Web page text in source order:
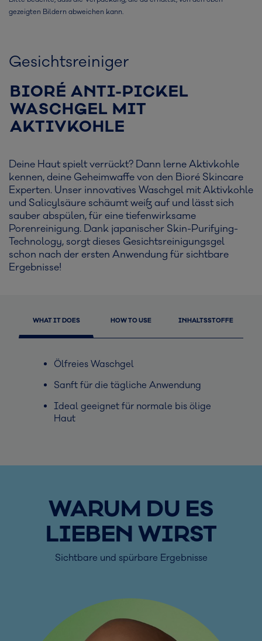
gezeigten Bildern abweichen kann.
Gesichtsreiniger
BIORÉ ANTI-PICKEL
WASCHGEL MIT
AKTIVKOHLE
Deine Haut spielt verrückt? Dann lerne Aktivkohle
kennen, deine Geheimwaffe von den Bioré Skincare
Experten. Unser innovatives Waschgel mit Aktivkohle
und Salicylsäure​ schäumt weiß auf und lässt sich
sauber abspülen, für eine tiefenwirksame
Porenreinigung. Dank japanischer Skin-Purifying-
Technology, sorgt dieses Gesichtsreinigungsgel
schon nach der ersten Anwendung für sichtbare
Ergebnisse!
WHAT IT DOES HOW TO USE INHALTSSTOFFE
Ölfreies Waschgel
Sanft für die tägliche Anwendung
Ideal geeignet für normale bis ölige
Haut
WARUM DU ES
LIEBEN WIRST
Sichtbare und spürbare Ergebnisse